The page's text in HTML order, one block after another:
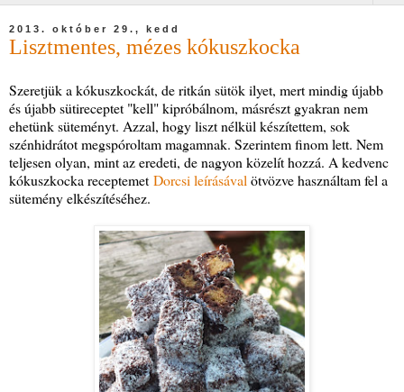
2013. október 29., kedd
Lisztmentes, mézes kókuszkocka
Szeretjük a kókuszkockát, de ritkán sütök ilyet, mert mindig újabb
és újabb sütireceptet "kell" kipróbálnom, másrészt gyakran nem
ehetünk süteményt. Azzal, hogy liszt nélkül készítettem, sok
szénhidrátot megspóroltam magamnak. Szerintem finom lett. Nem
teljesen olyan, mint az eredeti, de nagyon közelít hozzá. A kedvenc
kókuszkocka receptemet Dorcsi leírásával ötvözve használtam fel a
sütemény elkészítéséhez.